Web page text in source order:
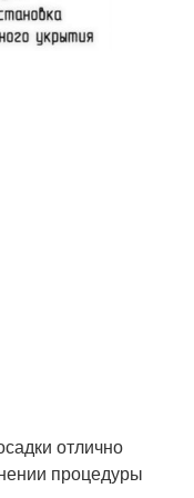
отлично
процедуры